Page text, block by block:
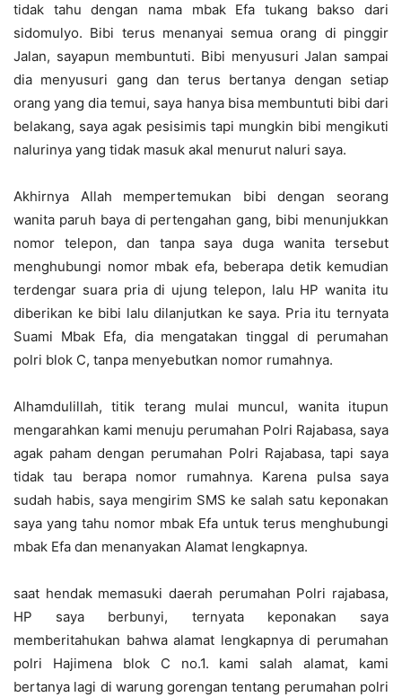
tidak tahu dengan nama mbak Efa tukang bakso dari
sidomulyo. Bibi terus menanyai semua orang di pinggir
Jalan, sayapun membuntuti. Bibi menyusuri Jalan sampai
dia menyusuri gang dan terus bertanya dengan setiap
orang yang dia temui, saya hanya bisa membuntuti bibi dari
belakang, saya agak pesisimis tapi mungkin bibi mengikuti
nalurinya yang tidak masuk akal menurut naluri saya.
Akhirnya Allah mempertemukan bibi dengan seorang
wanita paruh baya di pertengahan gang, bibi menunjukkan
nomor telepon, dan tanpa saya duga wanita tersebut
menghubungi nomor mbak efa, beberapa detik kemudian
terdengar suara pria di ujung telepon, lalu HP wanita itu
diberikan ke bibi lalu dilanjutkan ke saya. Pria itu ternyata
Suami Mbak Efa, dia mengatakan tinggal di perumahan
polri blok C, tanpa menyebutkan nomor rumahnya.
Alhamdulillah, titik terang mulai muncul, wanita itupun
mengarahkan kami menuju perumahan Polri Rajabasa, saya
agak paham dengan perumahan Polri Rajabasa, tapi saya
tidak tau berapa nomor rumahnya. Karena pulsa saya
sudah habis, saya mengirim SMS ke salah satu keponakan
saya yang tahu nomor mbak Efa untuk terus menghubungi
mbak Efa dan menanyakan Alamat lengkapnya.
saat hendak memasuki daerah perumahan Polri rajabasa,
HP saya berbunyi, ternyata keponakan saya
memberitahukan bahwa alamat lengkapnya di perumahan
polri Hajimena blok C no.1. kami salah alamat, kami
bertanya lagi di warung gorengan tentang perumahan polri